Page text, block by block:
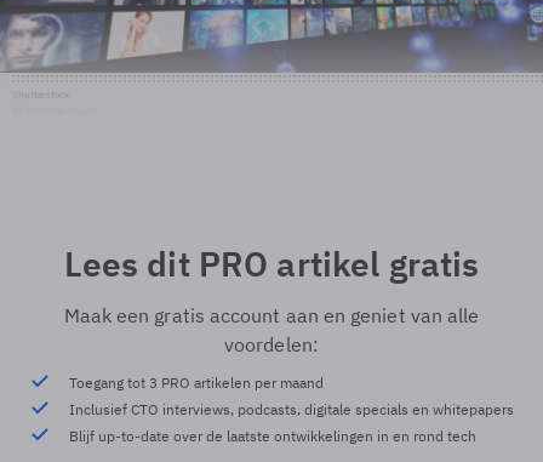
Lees dit PRO artikel gratis
Maak een gratis account aan en geniet van alle
voordelen:
Toegang tot 3 PRO artikelen per maand
Inclusief CTO interviews, podcasts, digitale specials en whitepapers
Blijf up-to-date over de laatste ontwikkelingen in en rond tech